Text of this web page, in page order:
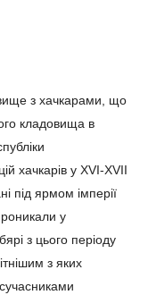
з хачкарами, що
кладовища в
хачкарів у XVI-XVII
під ярмом імперії
у
з цього періоду
з яких